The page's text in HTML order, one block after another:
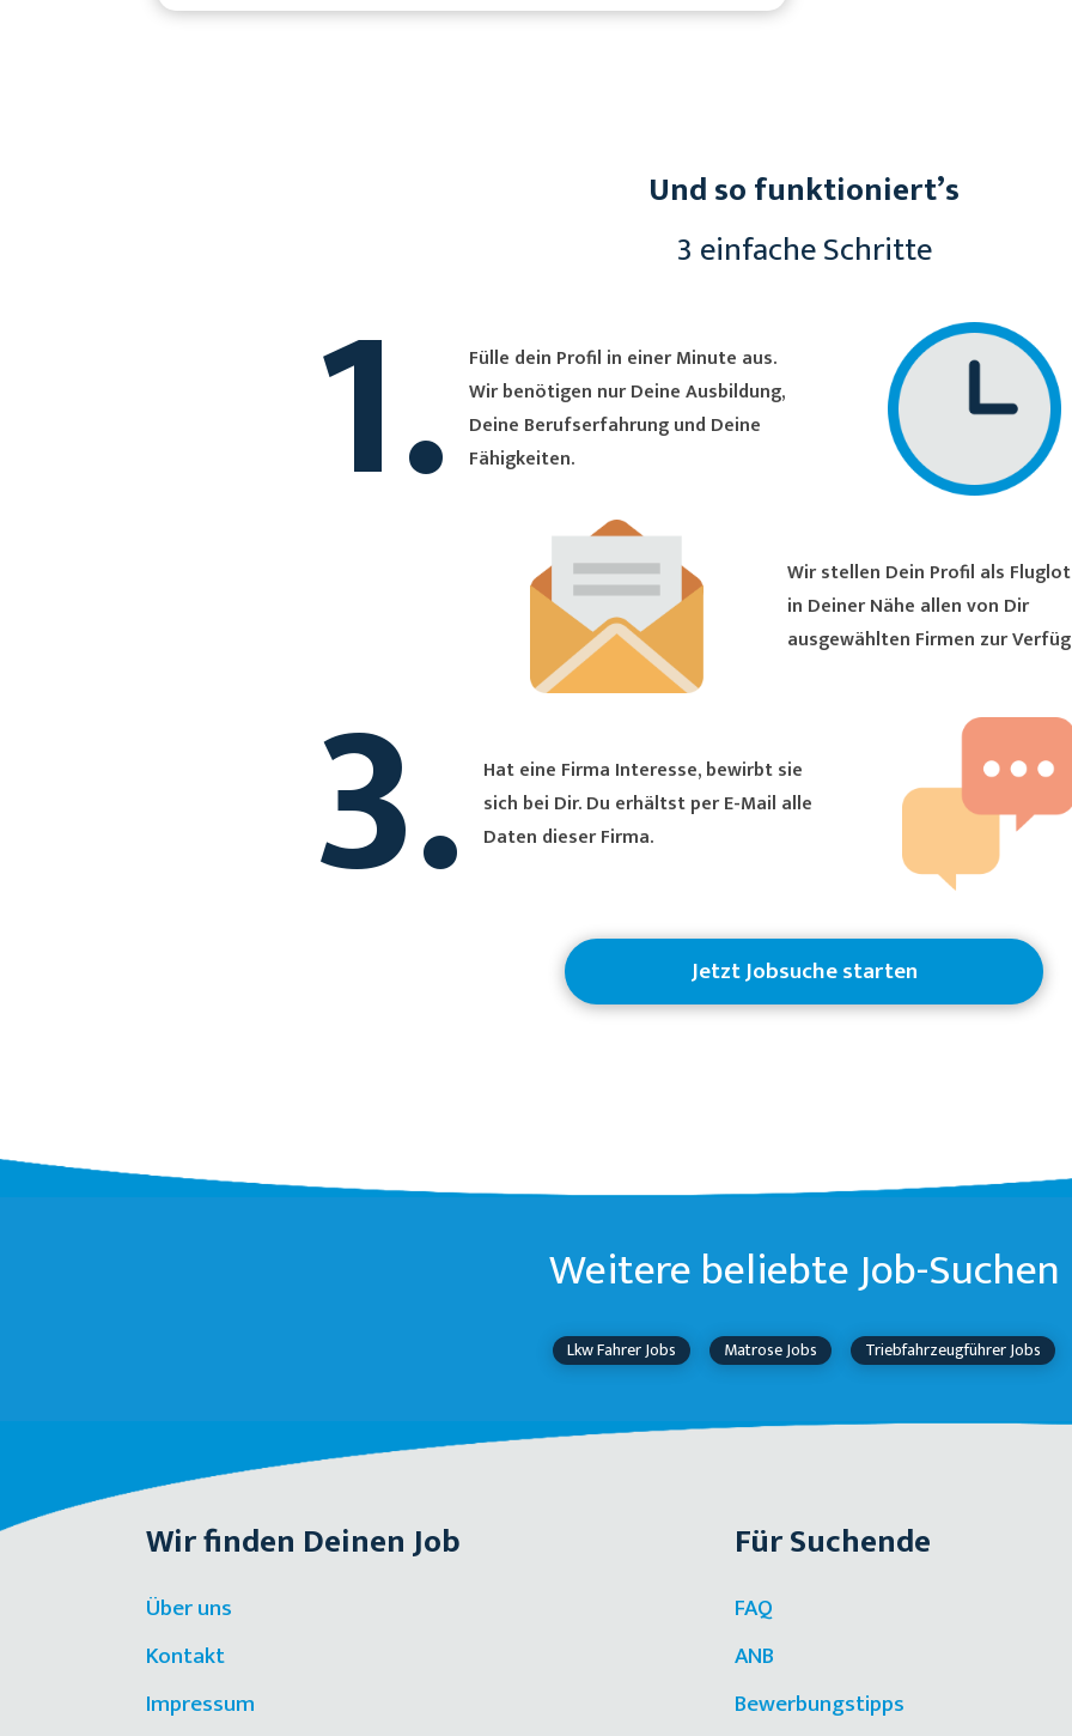
Und so funktioniert’s
3 einfache Schritte
1.
Fülle dein Profil in einer Minute aus.
Wir benötigen nur Deine Ausbildung,
Deine Berufserfahrung und Deine
Fähigkeiten.
Wir stellen Dein Profil als Fluglotse/in
in Deiner Nähe allen von Dir
ausgewählten Firmen zur
3.
Hat eine Firma Interesse, bewirbt sie
sich bei Dir. Du erhältst per E-Mail alle
Daten dieser Firma.
Jetzt Jobsuche starten
Weitere beliebte Job-Suchen
Lkw Fahrer Jobs Matrose Jobs Triebfahrzeugführer Jobs
Wir finden Deinen Job
Über uns
Kontakt
Impressum
Für Suchende
FAQ
ANB
Bewerbungstipps